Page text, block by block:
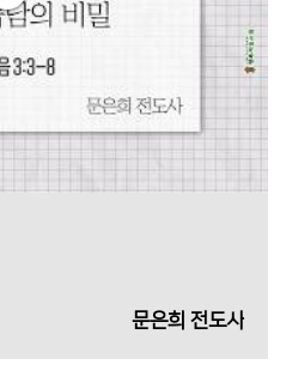
문은희 전도사